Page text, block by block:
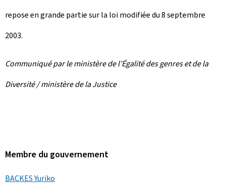
repose en grande partie sur la loi modifiée du 8 septembre
2003.
Communiqué par le ministère de l’Égalité des genres et de la
Diversité / ministère de la Justice
Membre du gouvernement
BACKES Yuriko